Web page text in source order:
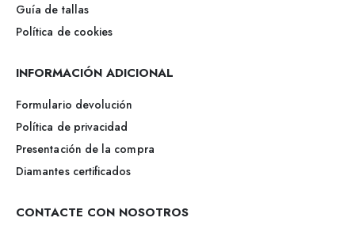
Guía de tallas
Política de cookies
INFORMACIÓN ADICIONAL
Formulario devolución
Política de privacidad
Presentación de la compra
Diamantes certificados
CONTACTE CON NOSOTROS